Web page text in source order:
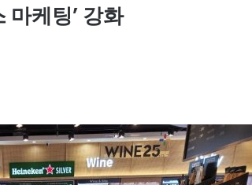
마케팅’ 강화